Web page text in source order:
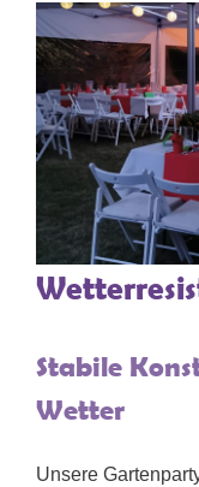
Stabile
Wetter
Unsere